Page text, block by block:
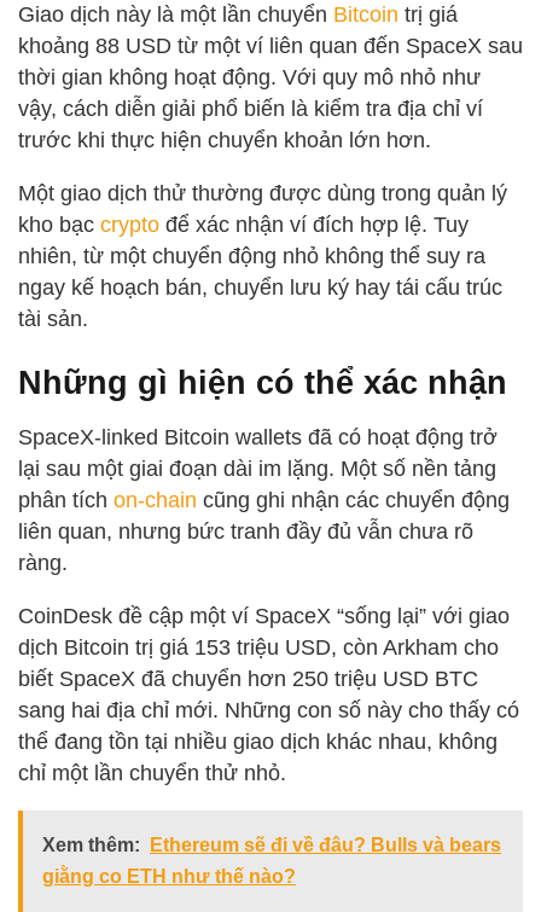
Giao dịch này là một lần chuyển Bitcoin trị giá
khoảng 88 USD từ một ví liên quan đến SpaceX sau
thời gian không hoạt động. Với quy mô nhỏ như
vậy, cách diễn giải phổ biến là kiểm tra địa chỉ ví
trước khi thực hiện chuyển khoản lớn hơn.
Một giao dịch thử thường được dùng trong quản lý
kho bạc crypto để xác nhận ví đích hợp lệ. Tuy
nhiên, từ một chuyển động nhỏ không thể suy ra
ngay kế hoạch bán, chuyển lưu ký hay tái cấu trúc
tài sản.
Những gì hiện có thể xác nhận
SpaceX-linked Bitcoin wallets đã có hoạt động trở
lại sau một giai đoạn dài im lặng. Một số nền tảng
phân tích on-chain cũng ghi nhận các chuyển động
liên quan, nhưng bức tranh đầy đủ vẫn chưa rõ
ràng.
CoinDesk đề cập một ví SpaceX “sống lại” với giao
dịch Bitcoin trị giá 153 triệu USD, còn Arkham cho
biết SpaceX đã chuyển hơn 250 triệu USD BTC
sang hai địa chỉ mới. Những con số này cho thấy có
thể đang tồn tại nhiều giao dịch khác nhau, không
chỉ một lần chuyển thử nhỏ.
Xem thêm:
Ethereum sẽ đi về đâu? Bulls và bears
giằng co ETH như thế nào?